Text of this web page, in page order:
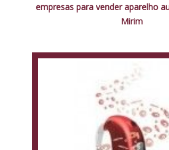
empresas para vender aparelho
Mirim